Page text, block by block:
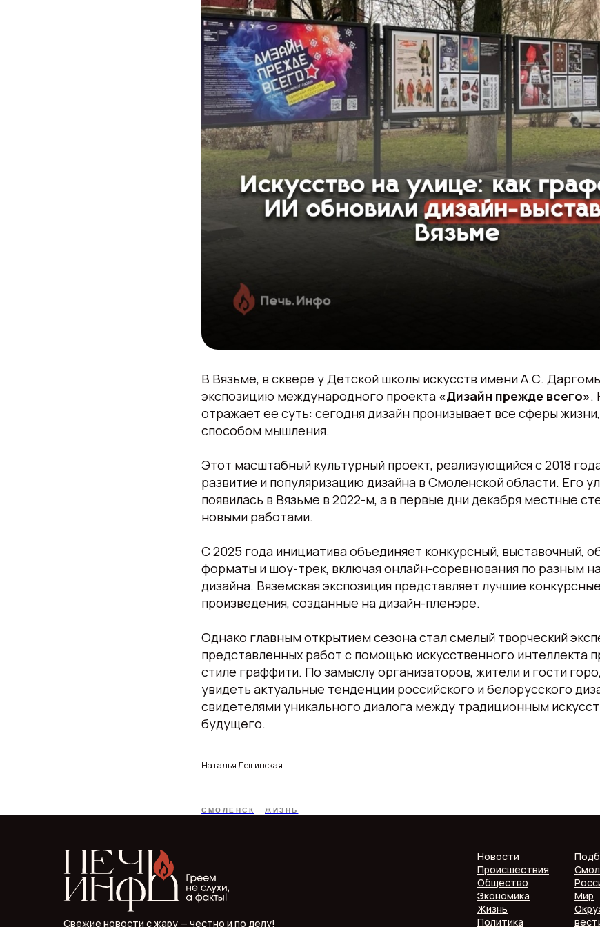
В Вязьме, в сквере у Детской школы искусств имени А.С.
экспозицию международного проекта «Дизайн прежде всего».
отражает ее суть: сегодня дизайн пронизывает все сферы
способом мышления.
Этот масштабный культурный проект, реализующийся с 2018
развитие и популяризацию дизайна в Смоленской области. Его
появилась в Вязьме в 2022-м, а в первые дни декабря местные
новыми работами.
С 2025 года инициатива объединяет конкурсный, выставочный,
форматы и шоу-трек, включая онлайн-соревнования по разным
дизайна. Вяземская экспозиция представляет лучшие
произведения, созданные на дизайн-пленэре.
Однако главным открытием сезона стал смелый творческий
представленных работ с помощью искусственного интеллекта
стиле граффити. По замыслу организаторов, жители и гости
увидеть актуальные тенденции российского и белорусского
свидетелями уникального диалога между традиционным
будущего.
Наталья Лещинская
СМОЛЕНСК ЖИЗНЬ
Свежие новости с жару — честно и по делу!
Новости
Происшествия
Общество
Экономика
Жизнь
Политика
Мир